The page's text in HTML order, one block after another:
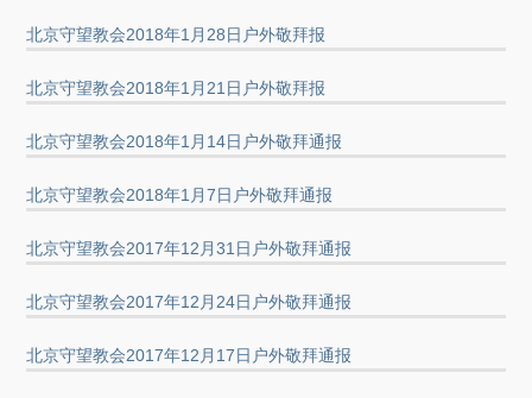
北京守望教会2018年1月28日户外敬拜报
北京守望教会2018年1月21日户外敬拜报
北京守望教会2018年1月14日户外敬拜通报
北京守望教会2018年1月7日户外敬拜通报
北京守望教会2017年12月31日户外敬拜通报
北京守望教会2017年12月24日户外敬拜通报
北京守望教会2017年12月17日户外敬拜通报